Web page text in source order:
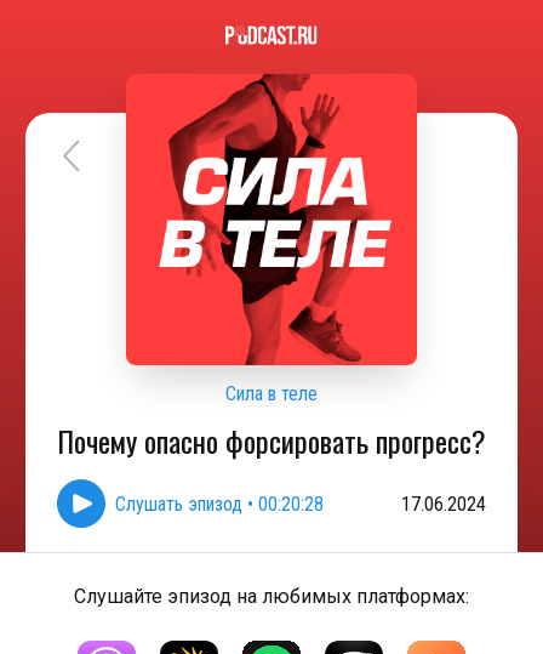
Сила в теле
Почему опасно форсировать прогресс?
Слушать эпизод • 00:20:28 17.06.2024
Слушайте эпизод на любимых платформах: